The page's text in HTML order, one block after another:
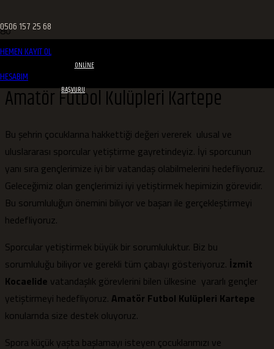
0506 157 25 68
HEMEN KAYIT OL
HESABIM
ONLINE
BAŞVURU
Amatör Futbol Kulüpleri Kartepe
Bu şehrin çocuklarına hakkettiği değeri vererek ulusal ve
uluslararası sporcular yetiştirme gayretindeyiz. İyi sporcunun
yanı sıra gençlerimize iyi bir vatandaş olabilmelerini hedefliyoruz.
Geleceğimiz olan gençlerimizi iyi yetiştirmek hepimizin görevidir.
Bu sorumluluğun önemini biliyor ve başarı ile gerçekleştirmeyi
hedefliyoruz.
Sporcular yetiştirmek büyük bir sorumluluktur. Biz bu
sorumluluğu biliyor ve gerekli tüm çabayı gösteriyoruz. İzmit
Kocaelide vatandaşlık görevlerini bilen ülkesine yararlı gençler
yetiştirmeyi hedefliyoruz. Amatör Futbol Kulüpleri Kartepe
konularnda size destek oluyoruz.
Spora küçük yaşta başlamayı isteyen çocuklarımızı ve